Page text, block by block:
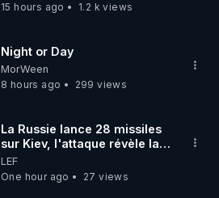
15 hours ago
1.2 k views
Night or Day
MorWeen
8 hours ago
299 views
La Russie lance 28 missiles
sur Kiev, l'attaque révèle la
faiblesse de Kiev
LEF
One hour ago
27 views